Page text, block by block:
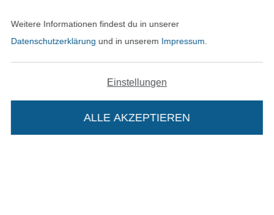
In deinen Warenkorb
Impressum
Datenschutz
Widerrufsrecht
Weitere Informationen findest du in unserer
Datenschutzerklärung und in unserem Impressum
Einstellungen
ALLE AKZEPTIEREN